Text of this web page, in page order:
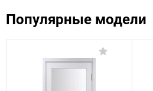
Популярные модели